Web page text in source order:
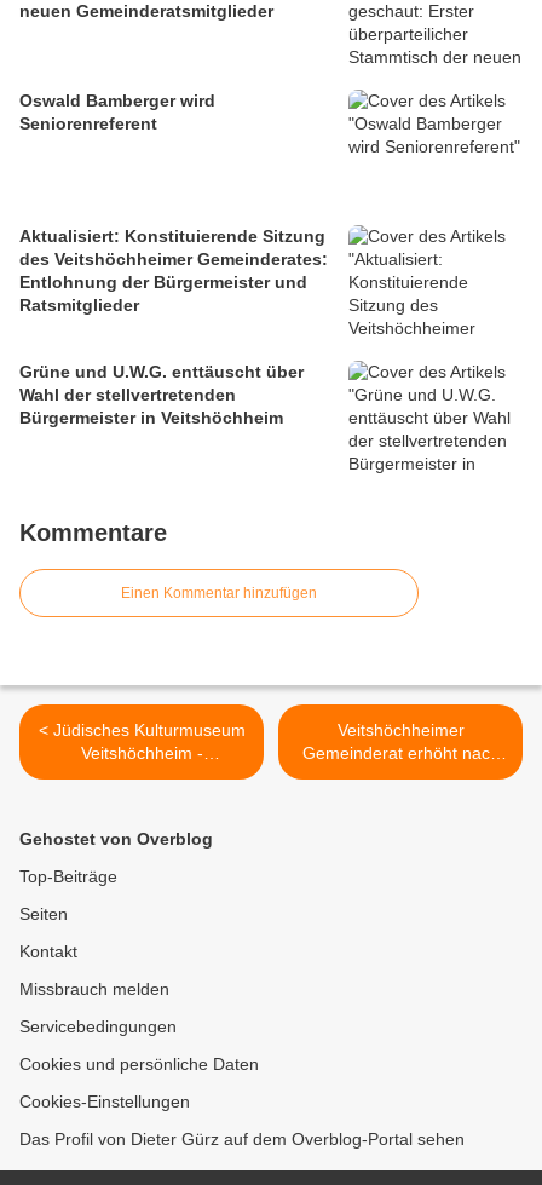
neuen Gemeinderatsmitglieder
Oswald Bamberger wird
Seniorenreferent
Aktualisiert: Konstituierende Sitzung
des Veitshöchheimer Gemeinderates:
Entlohnung der Bürgermeister und
Ratsmitglieder
Grüne und U.W.G. enttäuscht über
Wahl der stellvertretenden
Bürgermeister in Veitshöchheim
Kommentare
Einen Kommentar hinzufügen
< Jüdisches Kulturmuseum
Veitshöchheim -
Gemeinderat vergab für
Neugestaltung der
Dauerausstellung
Veitshöchheimer
Gemeinderat erhöht nach
Neukalkulation moderat die
Gehostet von Overblog
Top-Beiträge
Seiten
Kontakt
Missbrauch melden
Servicebedingungen
Cookies und persönliche Daten
Cookies-Einstellungen
Das Profil von Dieter Gürz auf dem Overblog-Portal sehen